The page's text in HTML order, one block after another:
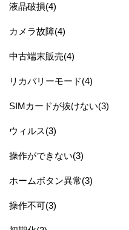
液晶破損(4)
カメラ故障(4)
中古端末販売(4)
リカバリーモード(4)
SIMカードが抜けない(3)
ウィルス(3)
操作ができない(3)
ホームボタン異常(3)
操作不可(3)